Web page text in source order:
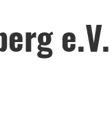
e.V.